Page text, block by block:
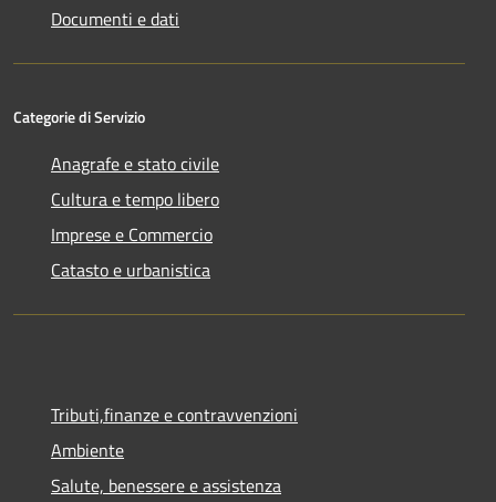
Documenti e dati
Categorie di Servizio
Anagrafe e stato civile
Cultura e tempo libero
Imprese e Commercio
Catasto e urbanistica
Tributi,finanze e contravvenzioni
Ambiente
Salute, benessere e assistenza